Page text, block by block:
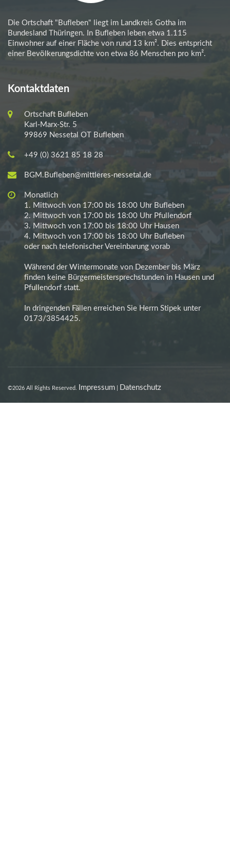
Die Ortschaft "Bufleben" liegt im Landkreis Gotha im
Bundesland Thüringen. In Bufleben leben etwa 1.115
Einwohner auf einer Fläche von rund 13 km². Dies entspricht
einer Bevölkerungsdichte von etwa 86 Menschen pro km².
Kontaktdaten
Ortschaft Bufleben
Karl-Marx-Str. 5
99869 Nessetal OT Bufleben
+49 (0) 3621 85 18 28
BGM.Bufleben@mittleres-nessetal.de
Monatlich
1. Mittwoch von 17:00 bis 18:00 Uhr Bufleben
2. Mittwoch von 17:00 bis 18:00 Uhr Pfullendorf
3. Mittwoch von 17:00 bis 18:00 Uhr Hausen
4. Mittwoch von 17:00 bis 18:00 Uhr Bufleben
oder nach telefonischer Vereinbarung vorab
Während der Wintermonate von Dezember bis März
finden keine Bürgermeistersprechstunden in Hausen und
Pfullendorf statt.
In dringenden Fällen erreichen Sie Herrn Stipek unter
0173/3854425.
©2026 All Rights Reserved. Impressum | Datenschutz